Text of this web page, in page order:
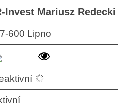
Invest Mariusz Redecki
600 Lipno